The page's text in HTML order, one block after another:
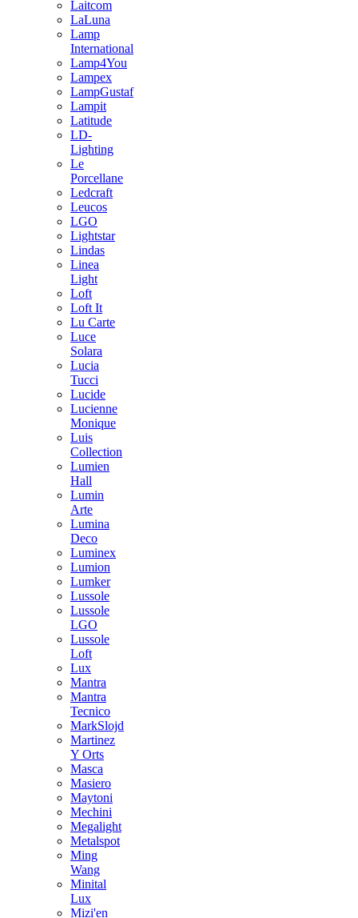
Laitcom
LaLuna
Lamp
International
Lamp4You
Lampex
LampGustaf
Lampit
Latitude
LD-
Lighting
Le
Porcellane
Ledcraft
Leucos
LGO
Lightstar
Lindas
Linea
Light
Loft
Loft It
Lu Carte
Luce
Solara
Lucia
Tucci
Lucide
Lucienne
Monique
Luis
Collection
Lumien
Hall
Lumin
Arte
Lumina
Deco
Luminex
Lumion
Lumker
Lussole
Lussole
LGO
Lussole
Loft
Lux
Mantra
Mantra
Tecnico
MarkSlojd
Martinez
Y Orts
Masca
Masiero
Maytoni
Mechini
Megalight
Metalspot
Ming
Wang
Minital
Lux
Mizi'en